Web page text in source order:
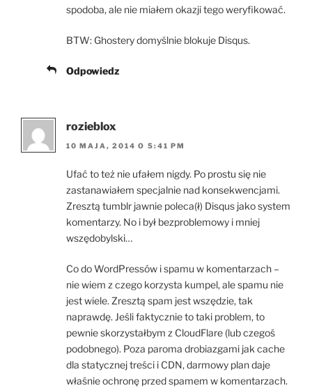
spodoba, ale nie miałem okazji tego weryfikować.
BTW: Ghostery domyślnie blokuje Disqus.
Odpowiedz
rozieblox
10 MAJA, 2014 O 5:41 PM
Ufać to też nie ufałem nigdy. Po prostu się nie
zastanawiałem specjalnie nad konsekwencjami.
Zresztą tumblr jawnie poleca(ł) Disqus jako system
komentarzy. No i był bezproblemowy i mniej
wszędobylski…
Co do WordPressów i spamu w komentarzach –
nie wiem z czego korzysta kumpel, ale spamu nie
jest wiele. Zresztą spam jest wszędzie, tak
naprawdę. Jeśli faktycznie to taki problem, to
pewnie skorzystałbym z CloudFlare (lub czegoś
podobnego). Poza paroma drobiazgami jak cache
dla statycznej treści i CDN, darmowy plan daje
właśnie ochronę przed spamem w komentarzach.